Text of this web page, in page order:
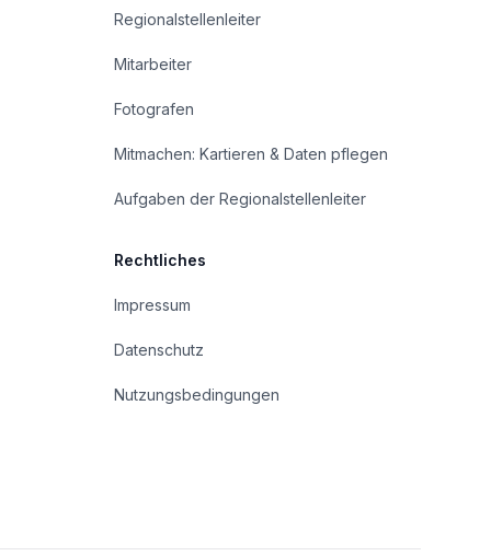
Regionalstellenleiter
Mitarbeiter
Fotografen
Mitmachen: Kartieren & Daten pflegen
Aufgaben der Regionalstellenleiter
Rechtliches
Impressum
Datenschutz
Nutzungsbedingungen